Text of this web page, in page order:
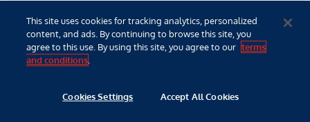
This site uses cookies for tracking analytics, personalized
content, and ads. By continuing to browse this site, you
agree to this use. By using this site, you agree to our terms
and conditions
Cookies Settings Accept All Cookies